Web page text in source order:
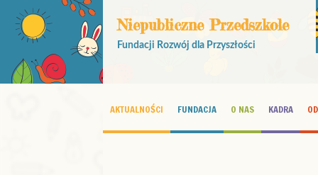
Niepubliczne Przedszkole
Fundacji Rozwój dla Przyszłości
AKTUALNOŚCI FUNDACJA O NAS KADRA